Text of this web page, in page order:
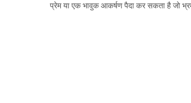
प्रेम या एक भावुक आकर्षण पैदा कर सकता है जो